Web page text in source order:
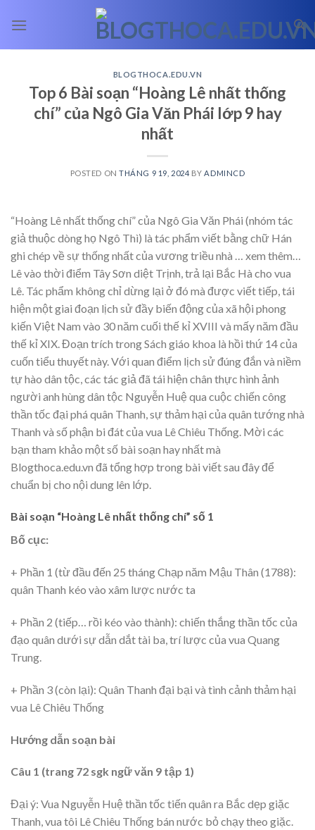
BLOGTHOCA.EDU.VN
Top 6 Bài soạn “Hoàng Lê nhất thống
chí” của Ngô Gia Văn Phái lớp 9 hay
nhất
POSTED ONTHÁNG 9 19, 2024 BY ADMINCD
“Hoàng Lê nhất thống chí” của Ngô Gia Văn Phái (nhóm tác
giả thuộc dòng họ Ngô Thì) là tác phẩm viết bằng chữ Hán
ghi chép về sự thống nhất của vương triều nhà
… xem thêm…
Lê vào thời điểm Tây Sơn diệt Trịnh, trả lại Bắc Hà cho vua
Lê. Tác phẩm không chỉ dừng lại ở đó mà được viết tiếp, tái
hiện một giai đoạn lịch sử đầy biến động của xã hội phong
kiến Việt Nam vào 30 năm cuối thế kỉ XVIII và mấy năm đầu
thế kỉ XIX. Đoạn trích trong Sách giáo khoa là hồi thứ 14 của
cuốn tiểu thuyết này. Với quan điểm lịch sử đúng đắn và niềm
tự hào dân tộc, các tác giả đã tái hiện chân thực hình ảnh
người anh hùng dân tộc Nguyễn Huệ qua cuộc chiến công
thần tốc đại phá quân Thanh, sự thảm hại của quân tướng nhà
Thanh và số phận bi đát của vua Lê Chiêu Thống. Mời các
bạn tham khảo một số bài soạn hay nhất mà
Blogthoca.edu.vn đã tổng hợp trong bài viết sau đây để
chuẩn bị cho nội dung lên lớp.
Bài soạn “Hoàng Lê nhất thống chí” số 1
Bố cục:
+ Phần 1 (từ đầu đến 25 tháng Chạp năm Mậu Thân (1788):
quân Thanh kéo vào xâm lược nước ta
+ Phần 2 (tiếp… rồi kéo vào thành): chiến thắng thần tốc của
đạo quân dưới sự dẫn dắt tài ba, trí lược của vua Quang
Trung.
+ Phần 3 (còn lại): Quân Thanh đại bại và tình cảnh thảm hại
vua Lê Chiêu Thống
Hướng dẫn soạn bài
Câu 1 (trang 72 sgk ngữ văn 9 tập 1)
Đại ý: Vua Nguyễn Huệ thần tốc tiến quân ra Bắc dẹp giặc
Thanh, vua tôi Lê Chiêu Thống bán nước bỏ chạy theo giặc.